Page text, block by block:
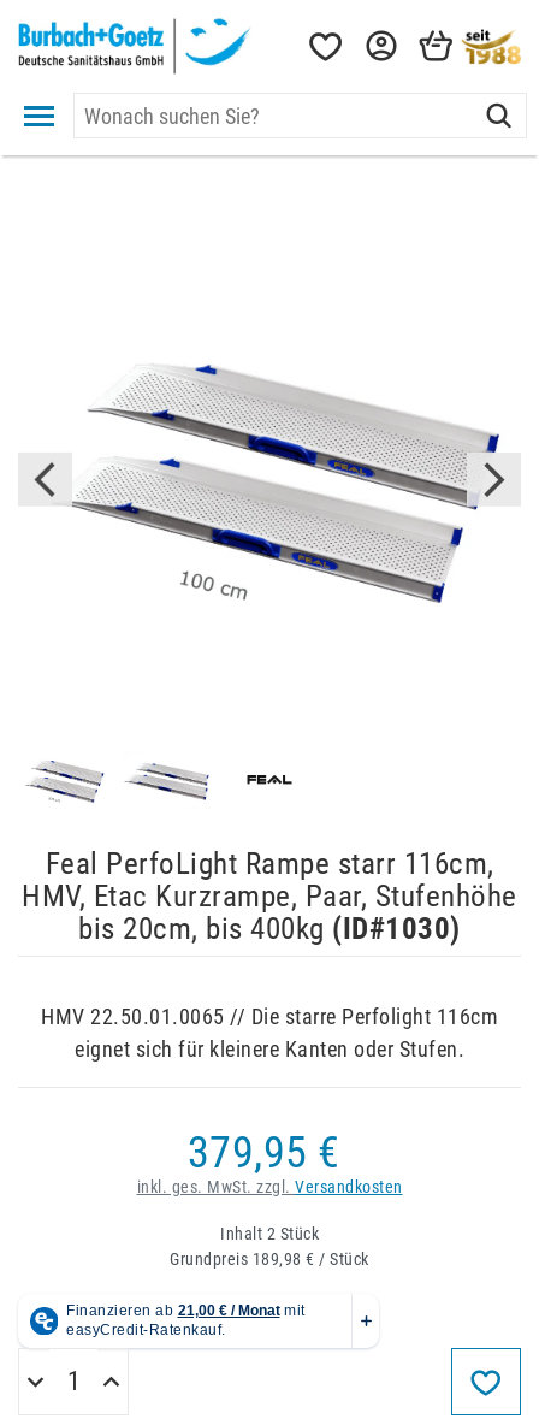
Feal PerfoLight Rampe starr 116cm,
HMV, Etac Kurzrampe, Paar, Stufenhöhe
bis 20cm, bis 400kg (ID#1030)
HMV 22.50.01.0065 // Die starre Perfolight 116cm
eignet sich für kleinere Kanten oder Stufen.
379,95 €
inkl. ges. MwSt. zzgl. Versandkosten
Inhalt 2 Stück
Grundpreis 189,98 € / Stück